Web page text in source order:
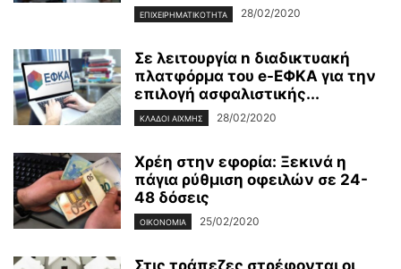
ΕΠΙΧΕΙΡΗΜΑΤΙΚΌΤΗΤΑ 28/02/2020
Σε λειτουργία n διαδικτυακή
πλατφόρμα του e-ΕΦΚΑ για την
επιλογή ασφαλιστικής...
ΚΛΆΔΟΙ ΑΙΧΜΉΣ 28/02/2020
Χρέη στην εφορία: Ξεκινά η
πάγια ρύθμιση οφειλών σε 24-
48 δόσεις
ΟΙΚΟΝΟΜΊΑ 25/02/2020
Στις τράπεζες στρέφονται οι